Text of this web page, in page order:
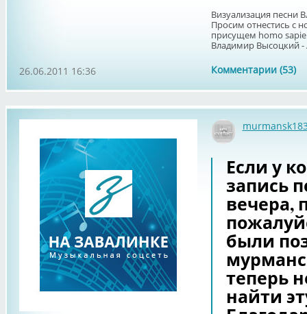
Визуализация песни
Просим отнестись с
присущем homo
Владимир Высоцкий -
Комментарии (53)
26.06.2011 16:36
Если у
запись
вечера,
были
теперь
найти